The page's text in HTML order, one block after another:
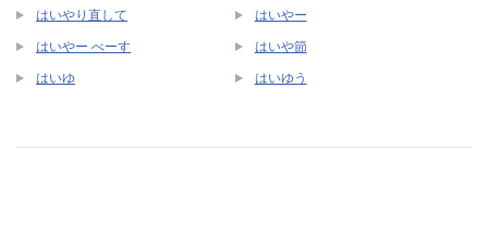
はいやり直して はいやー
はいやー べーす はいや節
はいゆ はいゆう